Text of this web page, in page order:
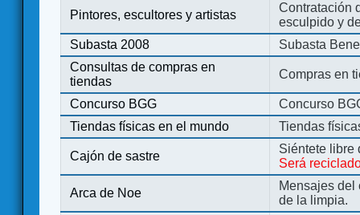
Pintores, escultores y artistas
Contratación
esculpido y
Subasta 2008
Subasta
Consultas de compras en
tiendas
Compras en
Concurso BGG
Concurso
Tiendas físicas en el mundo
Tiendas
Cajón de sastre
Siéntete libre
Será
Arca de Noe
Mensajes del
de la limpia.